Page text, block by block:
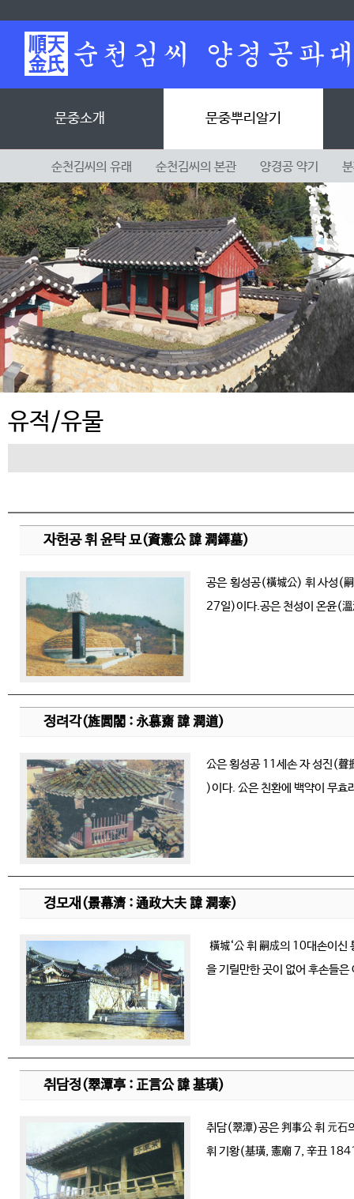
문중소개 문중뿌리알기
순천김씨의 유래 순천김씨의 본관 양경공 약기
유적/유물
자헌공 휘 윤탁 묘(資憲公 諱 潤鐸墓)
공은 횡성공(橫城公) 휘 사성(
27일)이다.공은 천성이 온윤(
정려각(旌閭閣 : 永慕齋 諱 潤道)
公은 횡성공 11세손 자 성진(
)이다. 公은 친환에 백약이 무효
경모재(景幕濟 : 通政大夫 諱 潤泰)
橫城‘公 휘 嗣成의 10대손이신
을 기릴만한 곳이 없어 후손들
취담정(翠潭亭 : 正言公 諱 基璜)
취담(翠潭)공은 判事公 휘 元
휘 기황(基璜, 憲廟 7, 辛丑